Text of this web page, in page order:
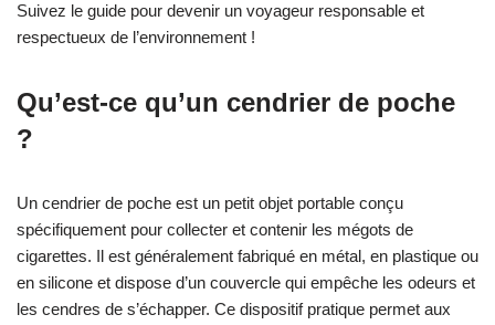
Suivez le guide pour devenir un voyageur responsable et
respectueux de l’environnement !
Qu’est-ce qu’un cendrier de poche
?
Un cendrier de poche est un petit objet portable conçu
spécifiquement pour collecter et contenir les mégots de
cigarettes. Il est généralement fabriqué en métal, en plastique ou
en silicone et dispose d’un couvercle qui empêche les odeurs et
les cendres de s’échapper. Ce dispositif pratique permet aux